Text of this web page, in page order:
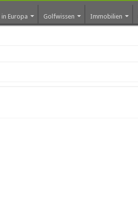
Europa Golfwissen Immobilien